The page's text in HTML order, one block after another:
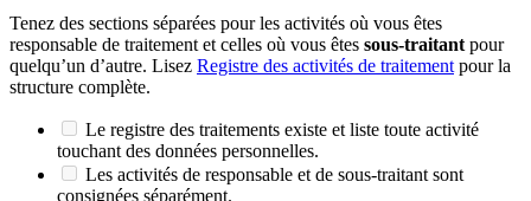
Tenez des sections séparées pour les activités où vous êtes
responsable de traitement et celles où vous êtes sous-traitantpour
quelqu’un d’autre. Lisez Registre des activités de traitementpour la
structure complète.
Le registre des traitements existe et liste toute activité
touchant des données personnelles.
Les activités de responsable et de sous-traitant sont
consignées séparément.